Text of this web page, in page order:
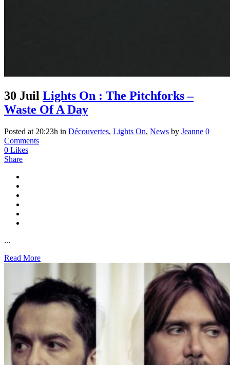
30 Juil Lights On : The Pitchforks –
Waste Of A Day
Posted at 20:23h in Découvertes, Lights On, News by Jeanne 0
Comments
0 Likes
Share
...
Read More